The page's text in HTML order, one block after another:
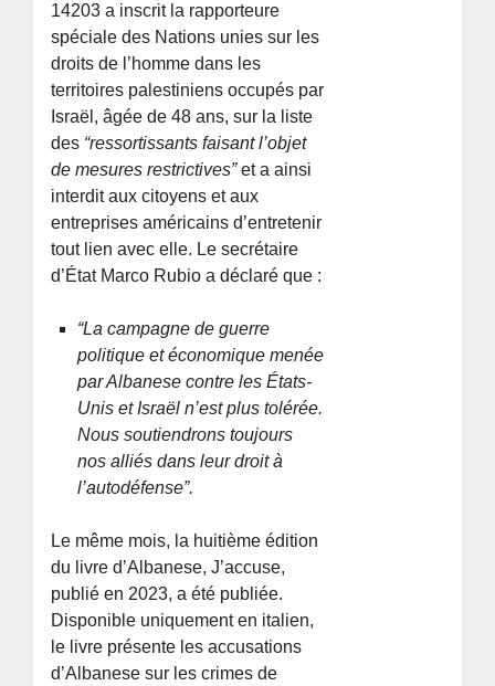
14203 a inscrit la rapporteure
spéciale des Nations unies sur les
droits de l’homme dans les
territoires palestiniens occupés par
Israël, âgée de 48 ans, sur la liste
des “ressortissants faisant l’objet
de mesures restrictives”et a ainsi
interdit aux citoyens et aux
entreprises américains d’entretenir
tout lien avec elle. Le secrétaire
d’État Marco Rubio a déclaré que :
“La campagne de guerre
politique et économique menée
par Albanese contre les États-
Unis et Israël n’est plus tolérée.
Nous soutiendrons toujours
nos alliés dans leur droit à
l’autodéfense”.
Le même mois, la huitième édition
du livre d’Albanese, J’accuse,
publié en 2023, a été publiée.
Disponible uniquement en italien,
le livre présente les accusations
d’Albanese sur les crimes de